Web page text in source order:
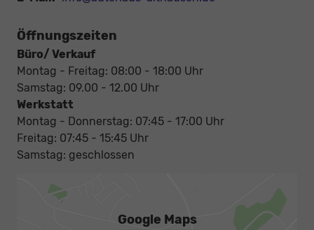
Öffnungszeiten
Büro/ Verkauf
Montag - Freitag: 08:00 - 18:00 Uhr
Samstag: 09.00 - 12.00 Uhr
Werkstatt
Montag - Donnerstag: 07:45 - 17:00 Uhr
Freitag: 07:45 - 15:45 Uhr
Samstag: geschlossen
Google Maps